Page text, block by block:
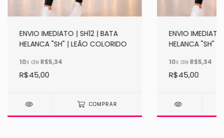
ENVIO IMEDIATO | SH12 | BATA
HELANCA "SH" | LEÃO COLORIDO
10x deR$5,34
R$45,00
COMPRAR
ENVIO
HELANCA "SH" |
10x deR$5,34
R$45,00